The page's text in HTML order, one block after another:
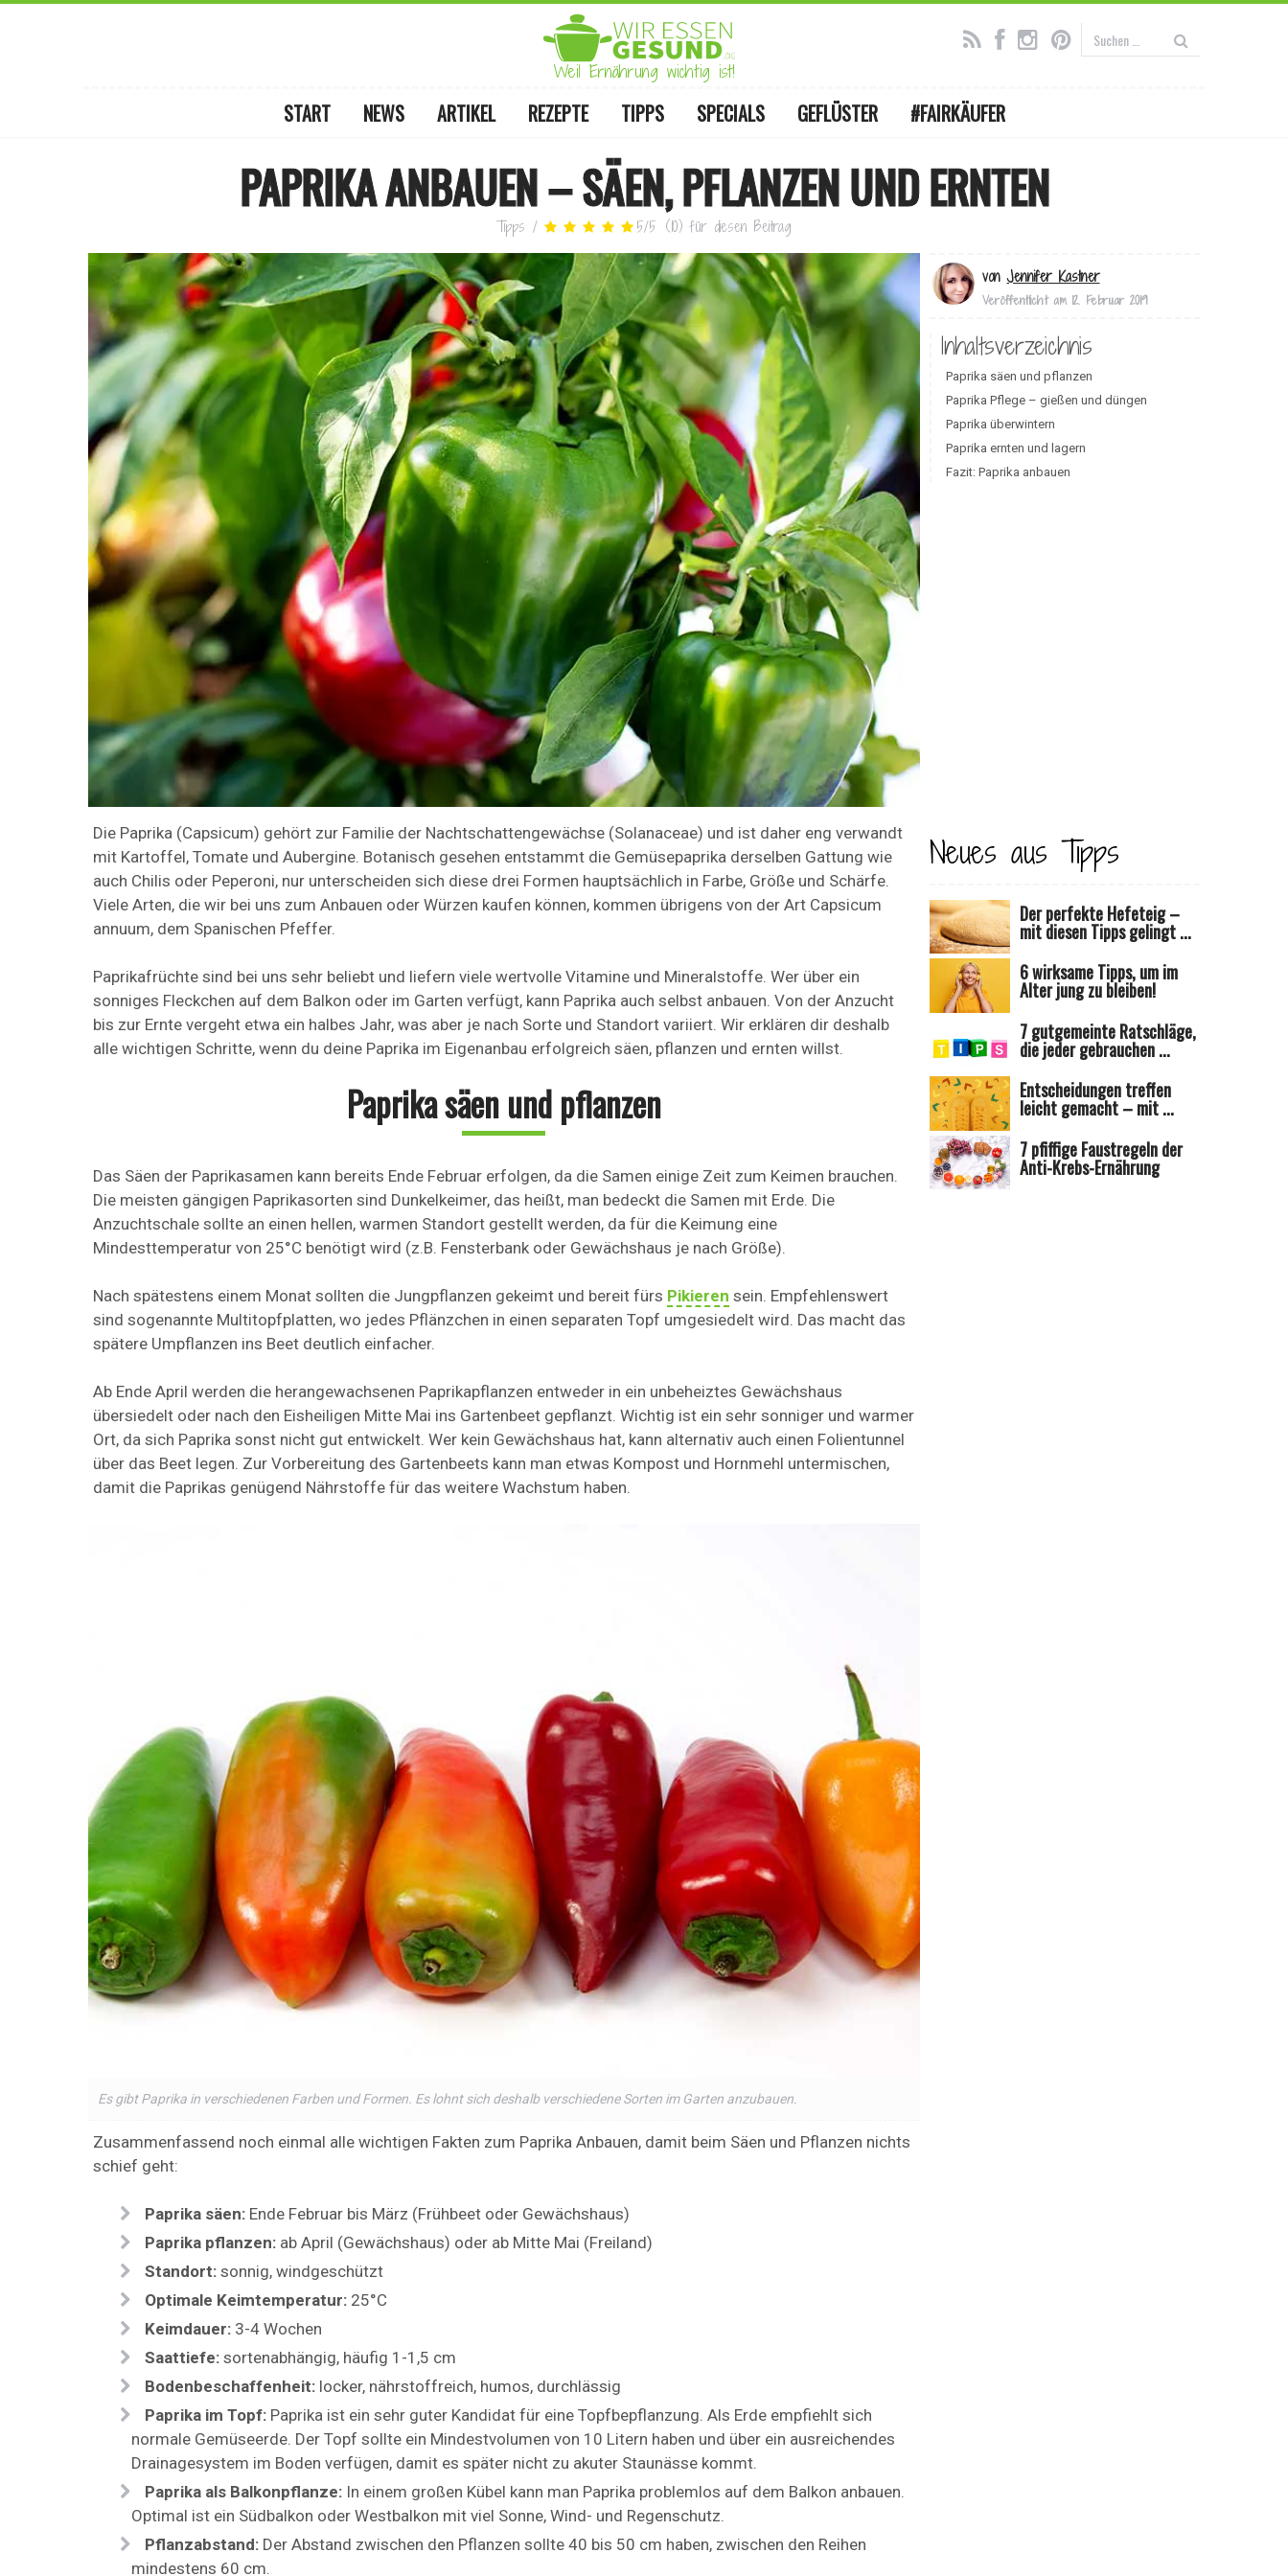
Weil Ernährung wichtig ist!
START NEWS ARTIKEL REZEPTE TIPPS SPECIALS GEFLÜSTER #FAIRKÄUFER
PAPRIKA ANBAUEN – SÄEN, PFLANZEN UND ERNTEN
Tipps / 5/5 (10) für diesen Beitrag
von Jennifer Kastner
Veröffentlicht am 12. Februar 2019
Inhaltsverzeichnis
Paprika säen und pflanzen
Paprika Pflege – gießen und düngen
Paprika überwintern
Paprika ernten und lagern
Fazit: Paprika anbauen
Die Paprika (Capsicum) gehört zur Familie der Nachtschattengewächse (Solanaceae) und ist daher eng verwandt
mit Kartoffel, Tomate und Aubergine. Botanisch gesehen entstammt die Gemüsepaprika derselben Gattung wie
auch Chilis oder Peperoni, nur unterscheiden sich diese drei Formen hauptsächlich in Farbe, Größe und Schärfe.
Viele Arten, die wir bei uns zum Anbauen oder Würzen kaufen können, kommen übrigens von der Art Capsicum
annuum, dem Spanischen Pfeffer.
Paprikafrüchte sind bei uns sehr beliebt und liefern viele wertvolle Vitamine und Mineralstoffe. Wer über ein
sonniges Fleckchen auf dem Balkon oder im Garten verfügt, kann Paprika auch selbst anbauen. Von der Anzucht
bis zur Ernte vergeht etwa ein halbes Jahr, was aber je nach Sorte und Standort variiert. Wir erklären dir deshalb
alle wichtigen Schritte, wenn du deine Paprika im Eigenanbau erfolgreich säen, pflanzen und ernten willst.
Paprika säen und pflanzen
Das Säen der Paprikasamen kann bereits Ende Februar erfolgen, da die Samen einige Zeit zum Keimen brauchen.
Die meisten gängigen Paprikasorten sind Dunkelkeimer, das heißt, man bedeckt die Samen mit Erde. Die
Anzuchtschale sollte an einen hellen, warmen Standort gestellt werden, da für die Keimung eine
Mindesttemperatur von 25°C benötigt wird (z.B. Fensterbank oder Gewächshaus je nach Größe).
Nach spätestens einem Monat sollten die Jungpflanzen gekeimt und bereit fürs Pikieren sein. Empfehlenswert
sind sogenannte Multitopfplatten, wo jedes Pflänzchen in einen separaten Topf umgesiedelt wird. Das macht das
spätere Umpflanzen ins Beet deutlich einfacher.
Ab Ende April werden die herangewachsenen Paprikapflanzen entweder in ein unbeheiztes Gewächshaus
übersiedelt oder nach den Eisheiligen Mitte Mai ins Gartenbeet gepflanzt. Wichtig ist ein sehr sonniger und warmer
Ort, da sich Paprika sonst nicht gut entwickelt. Wer kein Gewächshaus hat, kann alternativ auch einen Folientunnel
über das Beet legen. Zur Vorbereitung des Gartenbeets kann man etwas Kompost und Hornmehl untermischen,
damit die Paprikas genügend Nährstoffe für das weitere Wachstum haben.
Es gibt Paprika in verschiedenen Farben und Formen. Es lohnt sich deshalb verschiedene Sorten im Garten anzubauen.
Zusammenfassend noch einmal alle wichtigen Fakten zum Paprika Anbauen, damit beim Säen und Pflanzen nichts
schief geht:
Paprika säen: Ende Februar bis März (Frühbeet oder Gewächshaus)
Paprika pflanzen: ab April (Gewächshaus) oder ab Mitte Mai (Freiland)
Standort: sonnig, windgeschützt
Optimale Keimtemperatur: 25°C
Keimdauer: 3-4 Wochen
Saattiefe: sortenabhängig, häufig 1-1,5 cm
Bodenbeschaffenheit: locker, nährstoffreich, humos, durchlässig
Paprika im Topf: Paprika ist ein sehr guter Kandidat für eine Topfbepflanzung. Als Erde empfiehlt sich
normale Gemüseerde. Der Topf sollte ein Mindestvolumen von 10 Litern haben und über ein ausreichendes
Drainagesystem im Boden verfügen, damit es später nicht zu akuter Staunässe kommt.
Paprika als Balkonpflanze: In einem großen Kübel kann man Paprika problemlos auf dem Balkon anbauen.
Optimal ist ein Südbalkon oder Westbalkon mit viel Sonne, Wind- und Regenschutz.
Pflanzabstand: Der Abstand zwischen den Pflanzen sollte 40 bis 50 cm haben, zwischen den Reihen
mindestens 60 cm.
Neues aus Tipps
Der perfekte Hefeteig –
mit diesen Tipps gelingt ...
6 wirksame Tipps, um im
Alter jung zu bleiben!
7 gutgemeinte Ratschläge,
die jeder gebrauchen ...
Entscheidungen treffen
leicht gemacht – mit ...
7 pfiffige Faustregeln der
Anti-Krebs-Ernährung